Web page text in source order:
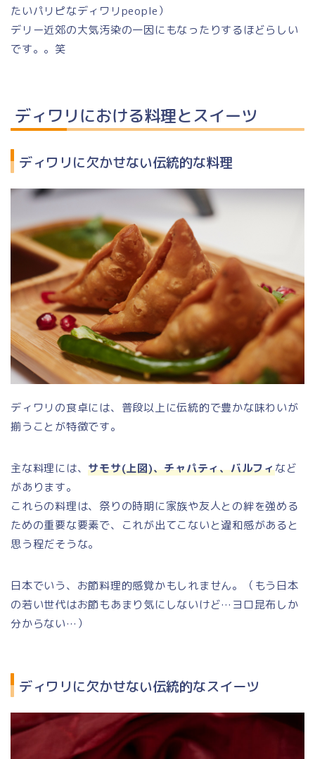
たいパリピなディワリpeople）
デリー近郊の大気汚染の一因にもなったりするほどらしい
です。。笑
ディワリにおける料理とスイーツ
ディワリに欠かせない伝統的な料理
ディワリの食卓には、普段以上に伝統的で豊かな味わいが
揃うことが特徴です。
主な料理には、サモサ(上図)、チャパティ、バルフィなど
があります。
これらの料理は、祭りの時期に家族や友人との絆を強める
ための重要な要素で、これが出てこないと違和感があると
思う程だそうな。
日本でいう、お節料理的感覚かもしれません。（もう日本
の若い世代はお節もあまり気にしないけど…ヨロ昆布しか
分からない…）
ディワリに欠かせない伝統的なスイーツ